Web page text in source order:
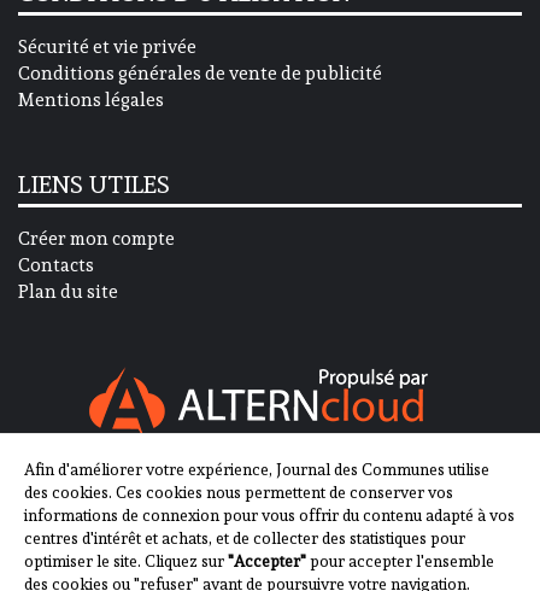
Sécurité et vie privée
Conditions générales de vente de publicité
Mentions légales
LIENS UTILES
Créer mon compte
Contacts
Plan du site
SUIVEZ-NOUS SUR
Afin d'améliorer votre expérience, Journal des Communes utilise
des cookies. Ces cookies nous permettent de conserver vos
informations de connexion pour vous offrir du contenu adapté à vos
centres d'intérêt et achats, et de collecter des statistiques pour
optimiser le site. Cliquez sur"Accepter"pour accepter l'ensemble
des cookies ou "refuser" avant de poursuivre votre navigation.